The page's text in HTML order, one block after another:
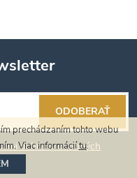
prechádzaním tohto webu
Viac informáciítu.
ochrany osobných
ODOBERAŤ